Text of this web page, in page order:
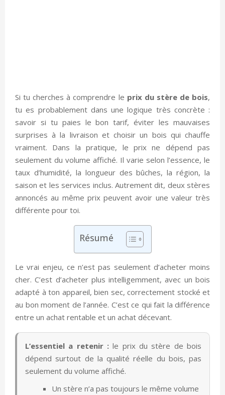
Si tu cherches à comprendre le prix du stère de bois,
tu es probablement dans une logique très concrète :
savoir si tu paies le bon tarif, éviter les mauvaises
surprises à la livraison et choisir un bois qui chauffe
vraiment. Dans la pratique, le prix ne dépend pas
seulement du volume affiché. Il varie selon l’essence, le
taux d’humidité, la longueur des bûches, la région, la
saison et les services inclus. Autrement dit, deux stères
annoncés au même prix peuvent avoir une valeur très
différente pour toi.
Résumé
Le vrai enjeu, ce n’est pas seulement d’acheter moins
cher. C’est d’acheter plus intelligemment, avec un bois
adapté à ton appareil, bien sec, correctement stocké et
au bon moment de l’année. C’est ce qui fait la différence
entre un achat rentable et un achat décevant.
L’essentiel a retenir : le prix du stère de bois
dépend surtout de la qualité réelle du bois, pas
seulement du volume affiché.
Un stère n’a pas toujours le même volume